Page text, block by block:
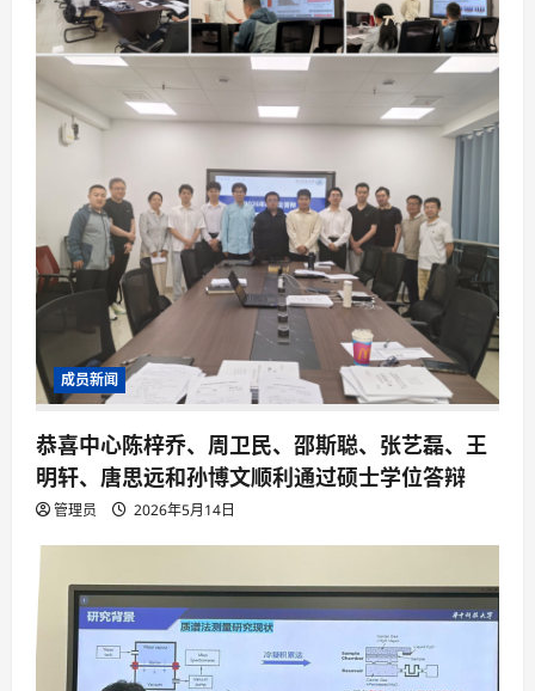
成员新闻
恭喜中心陈梓乔、周卫民、邵斯聪、张艺磊、王
明轩、唐思远和孙博文顺利通过硕士学位答辩
管理员 2026年5月14日